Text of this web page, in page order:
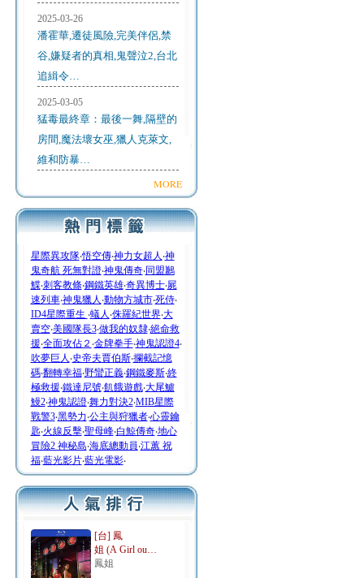
2025-03-26
潘霍華,遷徒風險,完美伴侶,禁
谷,嫌疑者的真相,鬼聲泣2,台北
追緝令…
2025-03-05
猛毒最終章：最後一舞,隔壁的
房間,魔法壞女巫,獵人克萊文,
維和防暴…
MORE
星際異攻隊‧悟空傳‧神力女超人 ‧神
鬼奇航 死無對證‧神鬼傳奇‧同盟鶼
鰈‧刺客教條‧鋼鐵英雄‧奇異博士‧屍
速列車‧神鬼獵人 ‧動物方城市‧死侍‧
ID4星際重生 ‧蟻人 ‧侏羅紀世界‧大
賣空‧美國隊長3‧做我的奴隸‧絕命救
援‧全面攻佔２ ‧金牌拳手‧神鬼認證4‧
吹夢巨人 ‧史帝夫賈伯斯‧攔截記憶
碼‧翻轉幸福‧野蠻正義‧鋼鐵麥斯‧終
極救援‧鐵達尼號‧飢餓遊戲‧大尾鱸
鰻2‧神鬼認證‧舞力對決2‧MIB星際
戰警3‧黑勢力‧公主與狩獵者‧心靈鑰
匙‧火線反擊‧聖母峰‧白鯨傳奇‧地心
冒險2 神秘島‧海底總動員‧江蕙 祝
福‧藍光影片‧藍光電影‧
[台] 鳳
姐 (A Girl ou…
鳳姐